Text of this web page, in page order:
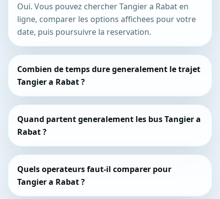
Oui. Vous pouvez chercher Tangier a Rabat en
ligne, comparer les options affichees pour votre
date, puis poursuivre la reservation.
Combien de temps dure generalement le trajet
Tangier a Rabat ?
Quand partent generalement les bus Tangier a
Rabat ?
Quels operateurs faut-il comparer pour
Tangier a Rabat ?